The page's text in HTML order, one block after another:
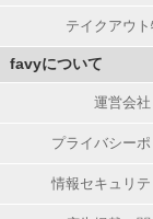
テイクアウ
favyについて
運営会社
プライバシー
情報セキュリ